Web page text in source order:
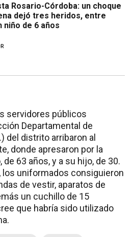
Rosario-Córdoba: un choque
dejó tres heridos, entre
niño de 6 años
servidores públicos
Departamental de
del distrito arribaron al
donde apresaron por la
63 años, y a su hijo, de 30.
los uniformados consiguieron
de vestir, aparatos de
un cuchillo de 15
que habría sido utilizado